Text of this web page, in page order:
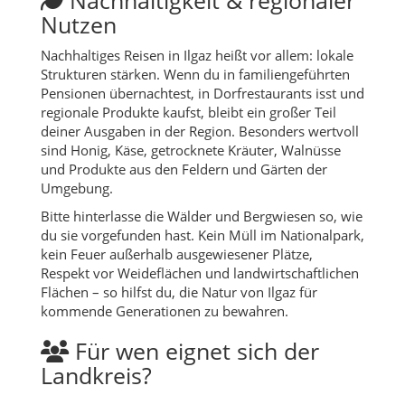
Nutzen
Nachhaltiges Reisen in Ilgaz heißt vor allem: lokale
Strukturen stärken. Wenn du in familiengeführten
Pensionen übernachtest, in Dorfrestaurants isst und
regionale Produkte kaufst, bleibt ein großer Teil
deiner Ausgaben in der Region. Besonders wertvoll
sind Honig, Käse, getrocknete Kräuter, Walnüsse
und Produkte aus den Feldern und Gärten der
Umgebung.
Bitte hinterlasse die Wälder und Bergwiesen so, wie
du sie vorgefunden hast. Kein Müll im Nationalpark,
kein Feuer außerhalb ausgewiesener Plätze,
Respekt vor Weideflächen und landwirtschaftlichen
Flächen – so hilfst du, die Natur von Ilgaz für
kommende Generationen zu bewahren.
Für wen eignet sich der
Landkreis?